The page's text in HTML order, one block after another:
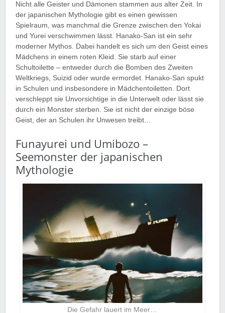
Nicht alle Geister und Dämonen stammen aus alter Zeit. In
der japanischen Mythologie gibt es einen gewissen
Spielraum, was manchmal die Grenze zwischen den Yokai
und Yurei verschwimmen lässt. Hanako-San ist ein sehr
moderner Mythos. Dabei handelt es sich um den Geist eines
Mädchens in einem roten Kleid. Sie starb auf einer
Schultoilette – entweder durch die Bomben des Zweiten
Weltkriegs, Suizid oder wurde ermordet. Hanako-San spukt
in Schulen und insbesondere in Mädchentoiletten. Dort
verschleppt sie Unvorsichtige in die Unterwelt oder lässt sie
durch ein Monster sterben. Sie ist nicht der einzige böse
Geist, der an Schulen ihr Unwesen treibt…
Funayurei und Umibozo –
Seemonster der japanischen
Mythologie
Die Gefahr lauert im Meer…